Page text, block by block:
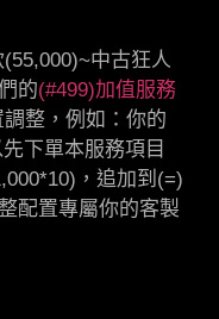
中古狂人
的(#499)加值服務
整，例如：你的
下單本服務項目
，追加到(=)
配置專屬你的客製